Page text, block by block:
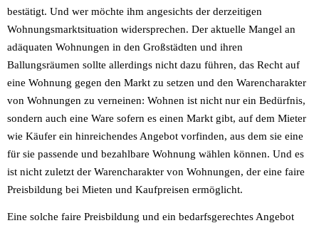
bestätigt. Und wer möchte ihm angesichts der derzeitigen
Wohnungsmarktsituation widersprechen. Der aktuelle Mangel an
adäquaten Wohnungen in den Großstädten und ihren
Ballungsräumen sollte allerdings nicht dazu führen, das Recht auf
eine Wohnung gegen den Markt zu setzen und den Warencharakter
von Wohnungen zu verneinen: Wohnen ist nicht nur ein Bedürfnis,
sondern auch eine Ware sofern es einen Markt gibt, auf dem Mieter
wie Käufer ein hinreichendes Angebot vorfinden, aus dem sie eine
für sie passende und bezahlbare Wohnung wählen können. Und es
ist nicht zuletzt der Warencharakter von Wohnungen, der eine faire
Preisbildung bei Mieten und Kaufpreisen ermöglicht.
Eine solche faire Preisbildung und ein bedarfsgerechtes Angebot